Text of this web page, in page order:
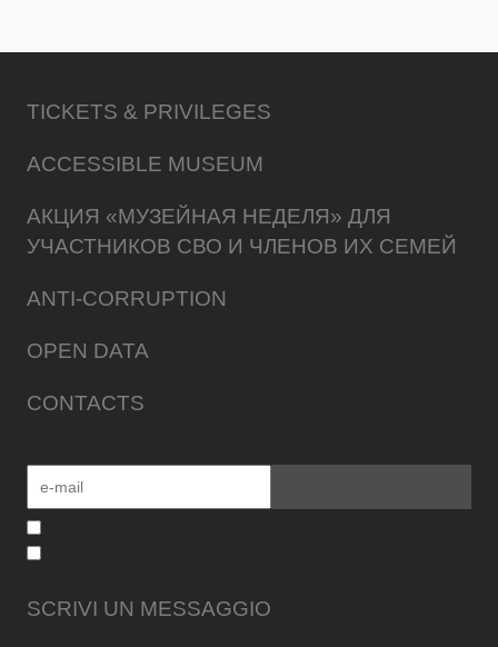
TICKETS & PRIVILEGES
ACCESSIBLE MUSEUM
АКЦИЯ «МУЗЕЙНАЯ НЕДЕЛЯ» ДЛЯ
УЧАСТНИКОВ СВО И ЧЛЕНОВ ИХ СЕМЕЙ
ANTI-CORRUPTION
OPEN DATA
CONTACTS
SCRIVI UN MESSAGGIO